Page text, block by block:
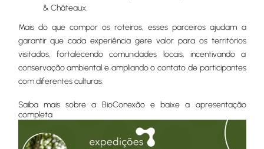
& Châteaux.
Mais do que compor os roteiros, esses parceiros ajudam a
garantir que cada experiência gere valor para os territórios
visitados, fortalecendo comunidades locais, incentivando a
conservação ambiental e ampliando o contato de participantes
com diferentes culturas.
Saiba mais sobre a BioConexão e baixe a apresentação
completa